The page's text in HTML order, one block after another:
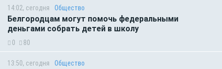
14:02, сегодня Общество
Белгородцам могут помочь федеральными
деньгами собрать детей в школу
0 80
13:50, сегодня Общество